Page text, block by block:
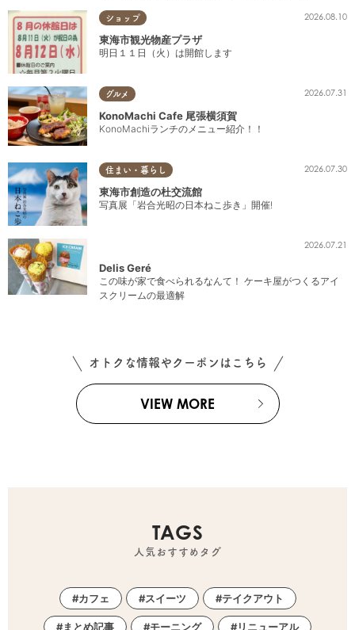
ショップ 2026.08.10
東海市観光物産プラザ
明日１１日（火）は開館します
グルメ 2026.07.31
KonoMachi Cafe 尾張横須賀
KonoMachiランチのメニュー紹介！！
住まい・暮らし 2026.07.30
東海市創造の杜交流館
写真展「岩合光昭の日本ねこ歩き」開催!
2026.07.21
Delis Geré
この味が家で食べられるなんて！ ケーキ屋がつくるアイ
スクリームの最適解
オトクな情報やクーポンはこちら
VIEW MORE
TAGS
人気おすすめタグ
カフェ スイーツ テイクアウト
まとめ記事 モーニング リニューアル